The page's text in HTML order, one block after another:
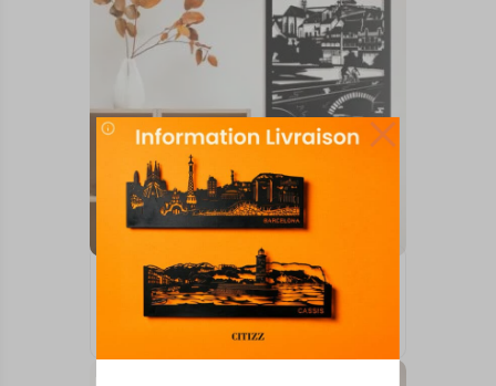
TABLEAUX MURAUX
ARGENTON-SUR-CREUSE